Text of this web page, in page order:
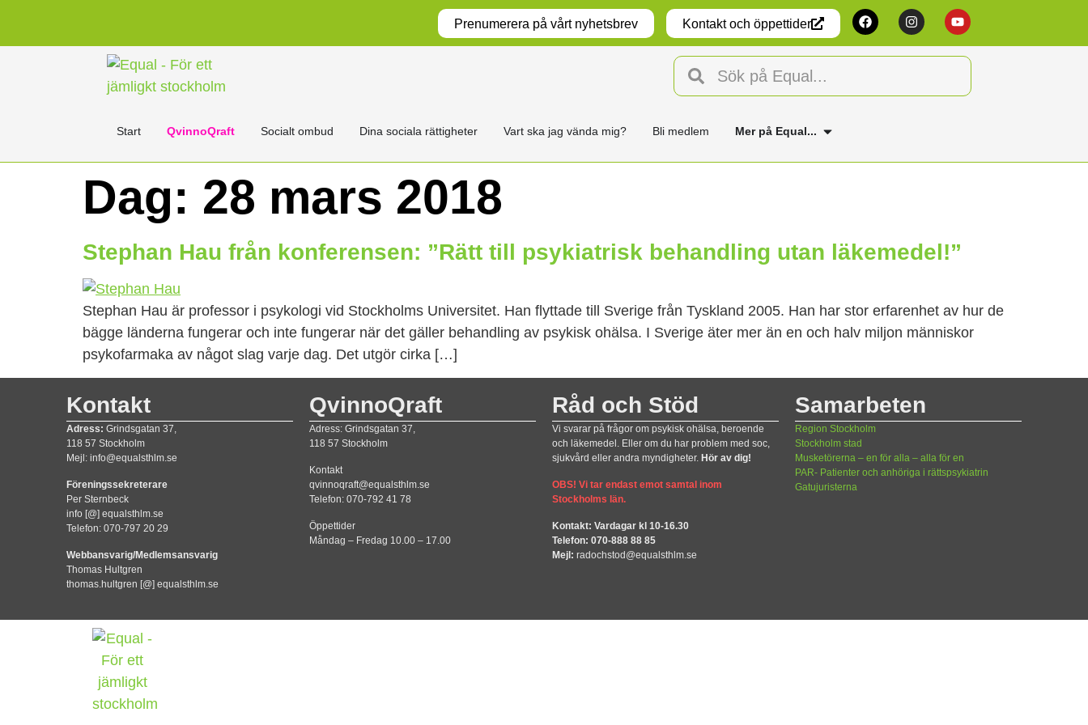
Prenumerera på vårt nyhetsbrev Kontakt och öppettider
Start QvinnoQraft Socialt ombud Dina sociala rättigheter Vart ska jag vända mig? Bli medlem Mer på Equal...
Dag: 28 mars 2018
Stephan Hau från konferensen: ”Rätt till psykiatrisk behandling utan läkemedel!”
Stephan Hau är professor i psykologi vid Stockholms Universitet. Han flyttade till Sverige från Tyskland 2005. Han har stor erfarenhet av hur de
bägge länderna fungerar och inte fungerar när det gäller behandling av psykisk ohälsa. I Sverige äter mer än en och halv miljon människor
psykofarmaka av något slag varje dag. Det utgör cirka […]
Kontakt
Adress: Grindsgatan 37,
118 57 Stockholm
Mejl: info@equalsthlm.se
Föreningssekreterare
Per Sternbeck
info [@] equalsthlm.se
Telefon: 070-797 20 29
Webbansvarig/Medlemsansvarig
Thomas Hultgren
thomas.hultgren [@] equalsthlm.se
QvinnoQraft
Adress: Grindsgatan 37,
118 57 Stockholm
Kontakt
qvinnoqraft@equalsthlm.se
Telefon: 070-792 41 78
Öppettider
Måndag – Fredag 10.00 – 17.00
Råd och Stöd
Vi svarar på frågor om psykisk ohälsa, beroende
och läkemedel. Eller om du har problem med soc,
sjukvård eller andra myndigheter. Hör av dig!
OBS! Vi tar endast emot samtal inom
Stockholms län.
Kontakt: Vardagar kl 10-16.30
Telefon: 070-888 88 85
Mejl: radochstod@equalsthlm.se
Samarbeten
Region Stockholm
Stockholm stad
Musketörerna – en för alla – alla för en
PAR- Patienter och anhöriga i rättspsykiatrin
Gatujuristerna